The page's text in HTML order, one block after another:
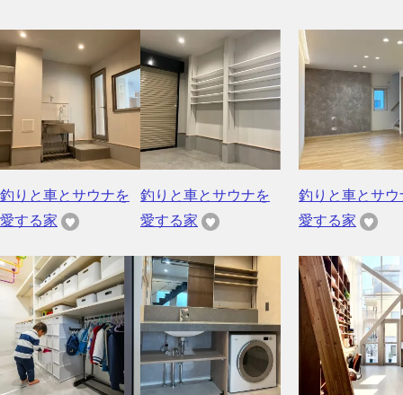
釣りと車とサウナを
愛する家
釣りと車とサウナを
愛する家
釣りと車とサウ
愛する家